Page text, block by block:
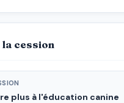
cession
plus à l'éducation canine